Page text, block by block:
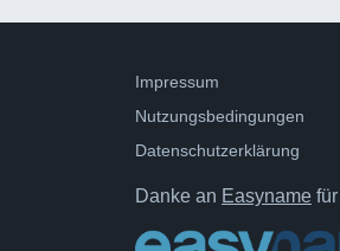
Impressum
Nutzungsbedingungen
Datenschutzerklärung
Danke an Easyname